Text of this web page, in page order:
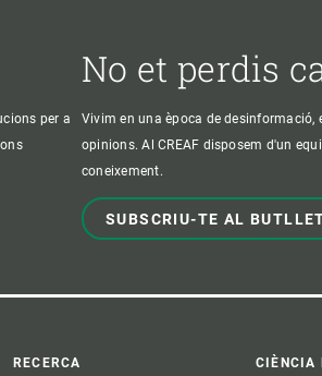
per a
No et perdis
Vivim en una època de desinformació,
opinions. Al CREAF disposem d'un
coneixement.
SUBSCRIU-TE AL
RECERCA CIÈNCIA